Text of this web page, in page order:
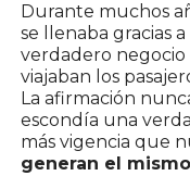
Durante muchos
se llenaba gracias
verdadero
viajaban los
La afirmación
escondía una
más vigencia que
generan el